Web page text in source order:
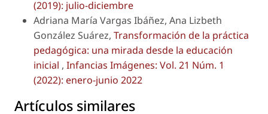
(2019): julio-diciembre
Adriana María Vargas Ibáñez, Ana Lizbeth
González Suárez, Transformación de la práctica
pedagógica: una mirada desde la educación
inicial , Infancias Imágenes: Vol. 21 Núm. 1
(2022): enero-junio 2022
Artículos similares